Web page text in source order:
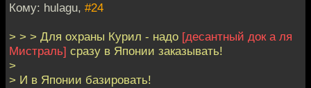
Кому: hulagu, #24
> > > Для охраны Курил - надо [десантный док а ля
Мистраль] сразу в Японии заказывать!
>
> И в Японии базировать!